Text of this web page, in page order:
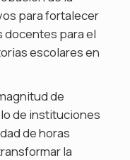
para fortalecer
docentes para el
escolares en
de
de instituciones
de horas
la